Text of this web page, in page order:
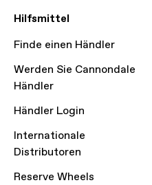
Hilfsmittel
Finde einen Händler
Werden Sie Cannondale
Händler
Händler Login
Internationale
Distributoren
Reserve Wheels